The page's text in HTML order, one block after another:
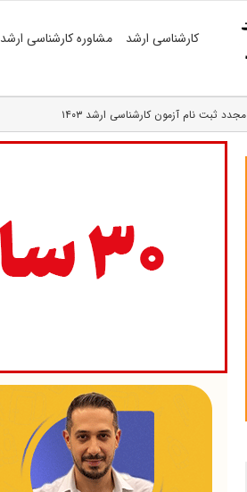
کارشناسی ارشد مشاوره کارشناسی ارشد
ثبت نام آزمون کارشناسی ارشد ۱۴۰۳